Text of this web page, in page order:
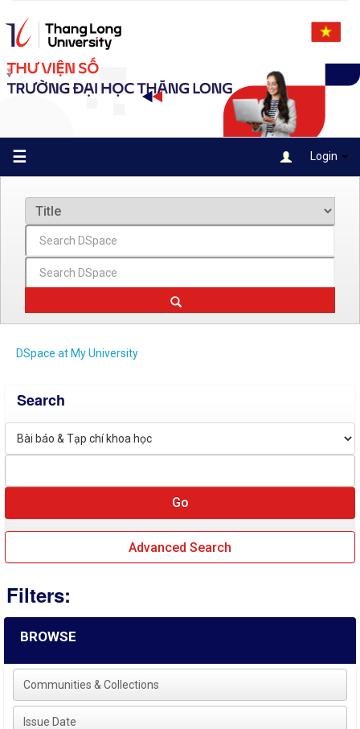
navigation
☰ Login
DSpace at My University
Search
Advanced Search
Filters:
BROWSE
Communities & Collections
Issue Date